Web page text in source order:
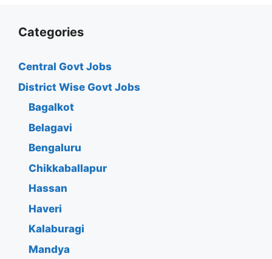
Categories
Central Govt Jobs
District Wise Govt Jobs
Bagalkot
Belagavi
Bengaluru
Chikkaballapur
Hassan
Haveri
Kalaburagi
Mandya